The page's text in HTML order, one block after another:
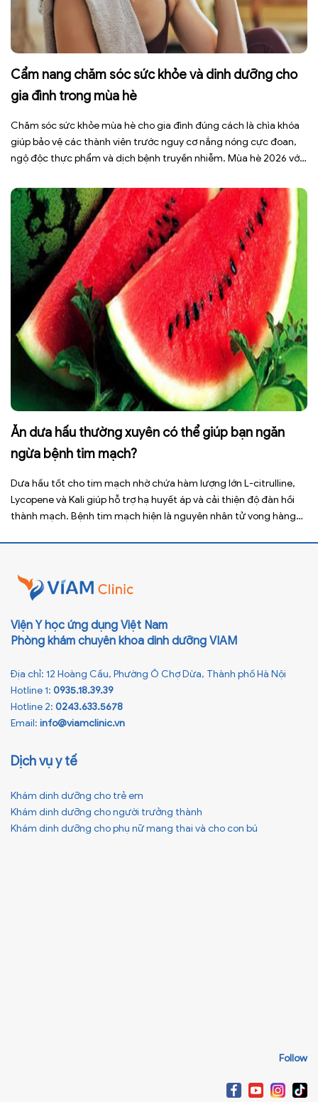
Cẩm nang chăm sóc sức khỏe và dinh dưỡng cho
gia đình trong mùa hè
Chăm sóc sức khỏe mùa hè cho gia đình đúng cách là chìa khóa
giúp bảo vệ các thành viên trước nguy cơ nắng nóng cực đoan,
ngộ độc thực phẩm và dịch bệnh truyền nhiễm. Mùa hè 2026 với
sức […]
Ăn dưa hấu thường xuyên có thể giúp bạn ngăn
ngừa bệnh tim mạch?
Dưa hấu tốt cho tim mạch nhờ chứa hàm lượng lớn L-citrulline,
Lycopene và Kali giúp hỗ trợ hạ huyết áp và cải thiện độ đàn hồi
thành mạch. Bệnh tim mạch hiện là nguyên nhân tử vong hàng
Viện Y học ứng dụng Việt Nam
Phòng khám chuyên khoa dinh dưỡng VIAM
Địa chỉ: 12 Hoàng Cầu, Phường Ô Chợ Dừa, Thành phố Hà Nội
Hotline 1: 0935.18.39.39
Hotline 2: 0243.633.5678
Email: info@viamclinic.vn
Dịch vụ y tế
Khám dinh dưỡng cho trẻ em
Khám dinh dưỡng cho người trưởng thành
Khám dinh dưỡng cho phụ nữ mang thai và cho con bú
Follow